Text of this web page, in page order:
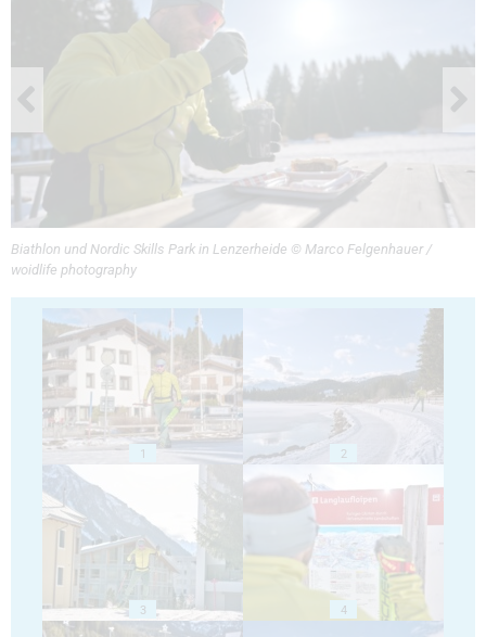
Biathlon und Nordic Skills Park in Lenzerheide © Marco Felgenhauer /
woidlife photography
1 2
3 4